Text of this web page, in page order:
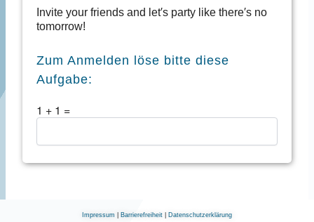
Invite your friends and let′s party like there′s no
tomorrow!
Zum Anmelden löse bitte diese
Aufgabe:
1 + 1 =
Impressum Barrierefreiheit Datenschutzerklärung